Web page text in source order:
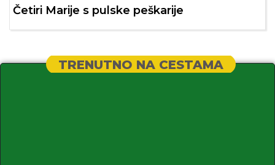
Četiri Marije s pulske peškarije
TRENUTNO NA CESTAMA